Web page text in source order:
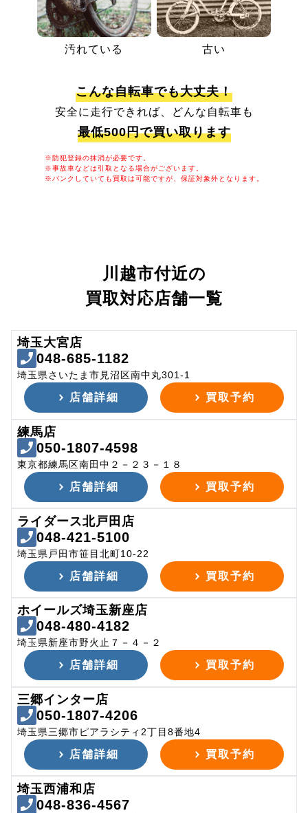
汚れている 古い
こんな自転車でも大丈夫！
安全に走行できれば、どんな自転車も
最低500円で買い取ります
※防犯登録の抹消が必要です。
※事故車などは引取となる場合がございます。
※パンクしていても買取は可能ですが、保証対象外となります。
川越市付近の
買取対応店舗一覧
埼玉大宮店
048-685-1182
埼玉県さいたま市見沼区南中丸301-1
店舗詳細 買取予約
練馬店
050-1807-4598
東京都練馬区南田中２－２３－１８
店舗詳細 買取予約
ライダース北戸田店
048-421-5100
埼玉県戸田市笹目北町10-22
店舗詳細 買取予約
ホイールズ埼玉新座店
048-480-4182
埼玉県新座市野火止７－４－２
店舗詳細 買取予約
三郷インター店
050-1807-4206
埼玉県三郷市ピアラシティ2丁目8番地4
店舗詳細 買取予約
埼玉西浦和店
048-836-4567